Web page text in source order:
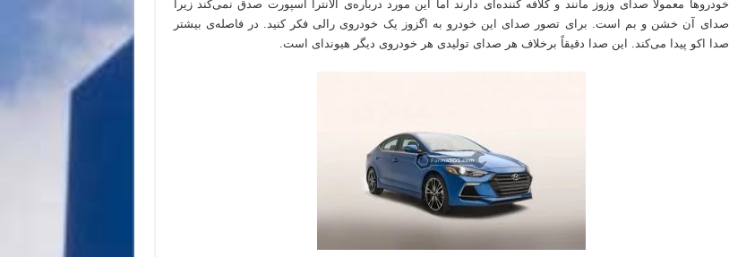
خودروها معمولاً صدای وزوز مانند و کلافه کننده‌ای دارند اما این مورد درباره‌ی الانترا اسپورت صدق نمی‌کند زیرا
صدای آن خشن و بم است. برای تصور صدای این خودرو به اگزوز یک خودروی رالی فکر کنید. در فاصله‌ی بیشتر
صدا اکو پیدا می‌کند. این صدا دقیقاً برخلاف هر صدای تولیدی هر خودروی دیگر هیوندای است.